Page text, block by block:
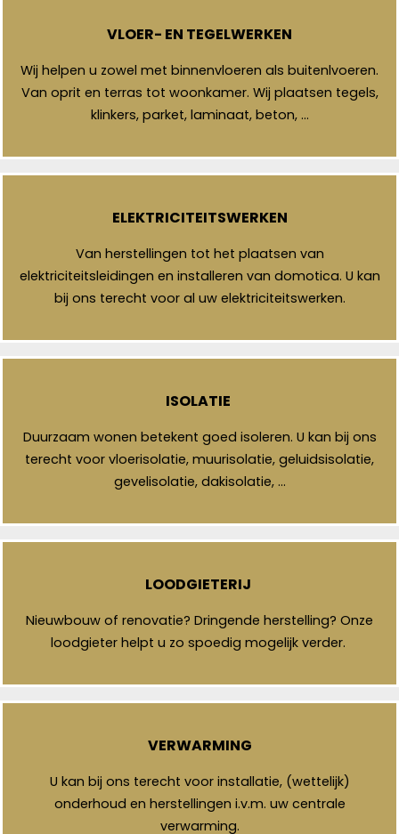
VLOER- EN TEGELWERKEN
Wij helpen u zowel met binnenvloeren als buitenlvoeren.
Van oprit en terras tot woonkamer. Wij plaatsen tegels,
klinkers, parket, laminaat, beton, …
ELEKTRICITEITSWERKEN
Van herstellingen tot het plaatsen van
elektriciteitsleidingen en installeren van domotica. U kan
bij ons terecht voor al uw elektriciteitswerken.
ISOLATIE
Duurzaam wonen betekent goed isoleren. U kan bij ons
terecht voor vloerisolatie, muurisolatie, geluidsisolatie,
gevelisolatie, dakisolatie, …
LOODGIETERIJ
Nieuwbouw of renovatie? Dringende herstelling? Onze
loodgieter helpt u zo spoedig mogelijk verder.
VERWARMING
U kan bij ons terecht voor installatie, (wettelijk)
onderhoud en herstellingen i.v.m. uw centrale
verwarming.